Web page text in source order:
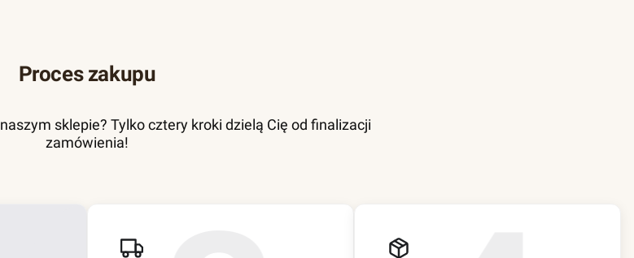
Proces zakupu
sklepie? Tylko cztery kroki dzielą Cię od finalizacji
zamówienia!